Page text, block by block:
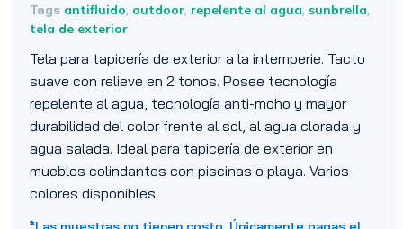
Tags antifluido, outdoor, repelente al agua, sunbrella,
tela de exterior
Tela para tapicería de exterior a la intemperie. Tacto
suave con relieve en 2 tonos. Posee tecnología
repelente al agua, tecnología anti-moho y mayor
durabilidad del color frente al sol, al agua clorada y
agua salada. Ideal para tapicería de exterior en
muebles colindantes con piscinas o playa. Varios
colores disponibles.